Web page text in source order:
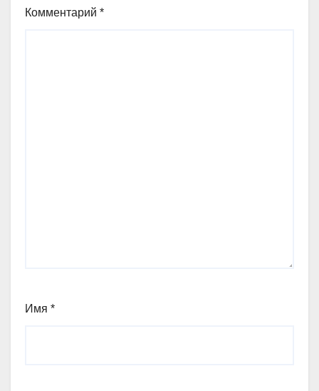
Комментарий *
Имя *